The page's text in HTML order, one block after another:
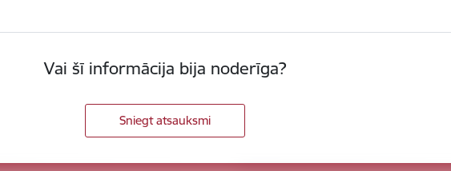
Vai šī informācija bija noderīga?
Sniegt atsauksmi